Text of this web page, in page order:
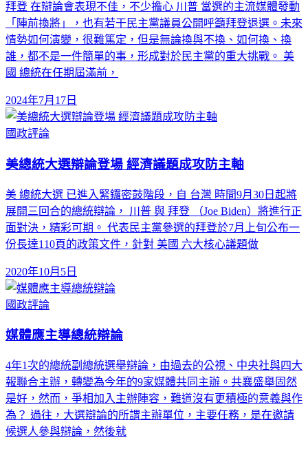
拜登 在辯論會表現不佳，不少擔心 川普 當選的主流媒體發動
「陣前換將」，也有若干民主黨議員公開呼籲拜登退選。未來
情勢如何演變，很難篤定，但是無論換與不換、如何換、換
誰，都不是一件簡單的事，形成對於民主黨的重大挑戰。 美
國 總統在任期屆滿前，
2024年7月17日
國政評論
美總統大選辯論登場 經濟議題成攻防主軸
美 總統大選 已進入緊鑼密鼓階段，自 台灣 時間9月30日起將
展開三回合的總統辯論， 川普 與 拜登 （Joe Biden）將進行正
面對決，精彩可期。 代表民主黨參選的拜登於7月上旬公布一
份長達110頁的政策文件，針對 美國 六大核心議題做
2020年10月5日
國政評論
媒體應主導總統辯論
4年1次的總統副總統選舉辯論，由過去的公視、中央社與四大
報聯合主辦，轉變為今年的9家媒體共同主辦。共襄盛舉固然
是好，然而，爭相加入主辦陣容，難道沒有更積極的意義與作
為？ 過往，大選辯論的所謂主辦單位，主要任務，是在邀請
候選人參與辯論，然後就